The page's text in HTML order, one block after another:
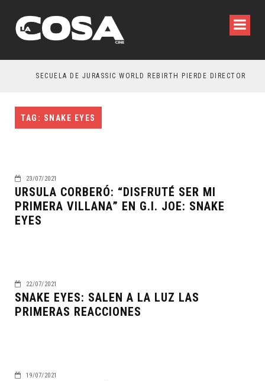
SECUELA DE JURASSIC WORLD REBIRTH PIERDE DIRECTOR
TAG: SNAKE EYES
23/07/2021
URSULA CORBERÓ: “DISFRUTÉ SER MI
PRIMERA VILLANA” EN G.I. JOE: SNAKE
EYES
22/07/2021
SNAKE EYES: SALEN A LA LUZ LAS
PRIMERAS REACCIONES
19/07/2021